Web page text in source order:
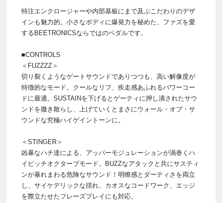
特注エンクロージャーや内部基板にまで及ぶこだわりのデザ
インも魅力的。小さなボディに爆発力を秘めた、ファズを愛
するBEETRONICSならではのペダルです。
■CONTROLS
＜FUZZZZ＞
切り裂くようなゲートサウンドでありつつも、高い解像度が
特徴的なモード。クールなリフ、疾走感あふれるパワーコー
ドに最適。SUSTAINを下げるとゲーティに押し潰されたサウ
ンドを撒き散らし、上げていくとまさにウォール・オブ・サ
ウンドな究極ハイゲイントーンに。
＜STINGER＞
凶暴なハチ達による、アッパーモジュレーションが渦巻くハ
イピッチオクターブモード。BUZZなアタックと共にサスティ
ンが暴れまわる危険なサウンド！明瞭感とダーティさを両立
し、サイケデリックな揺れ、カオスなコードワーク、エッジ
を際立たせたフレーズプレイにも対応。